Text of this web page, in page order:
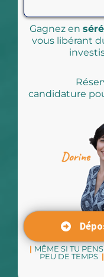
Gagnez en
vous libérant
candidature
| MÊME SI TU
PEU DE TEMPS |